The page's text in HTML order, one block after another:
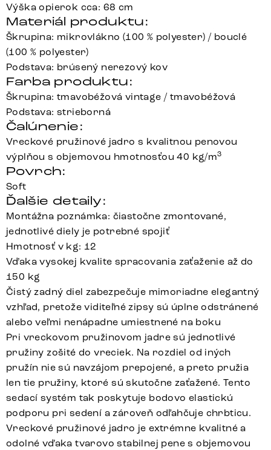
Výška opierok cca: 68 cm
Materiál produktu:
Škrupina: mikrovlákno (100 % polyester) / bouclé
(100 % polyester)
Podstava: brúsený nerezový kov
Farba produktu:
Škrupina: tmavobéžová vintage / tmavobéžová
Podstava: strieborná
Čalúnenie:
Vreckové pružinové jadro s kvalitnou penovou
výplňou s objemovou hmotnosťou 40 kg/m3
Povrch:
Soft
Ďalšie detaily:
Montážna poznámka: čiastočne zmontované,
jednotlivé diely je potrebné spojiť
Hmotnosť v kg: 12
Vďaka vysokej kvalite spracovania zaťaženie až do
150 kg
Čistý zadný diel zabezpečuje mimoriadne elegantný
vzhľad, pretože viditeľné zipsy sú úplne odstránené
alebo veľmi nenápadne umiestnené na boku
Pri vreckovom pružinovom jadre sú jednotlivé
pružiny zošité do vreciek. Na rozdiel od iných
pružín nie sú navzájom prepojené, a preto pružia
len tie pružiny, ktoré sú skutočne zaťažené. Tento
sedací systém tak poskytuje bodovo elastickú
podporu pri sedení a zároveň odľahčuje chrbticu.
Vreckové pružinové jadro je extrémne kvalitné a
odolné vďaka tvarovo stabilnej pene s objemovou